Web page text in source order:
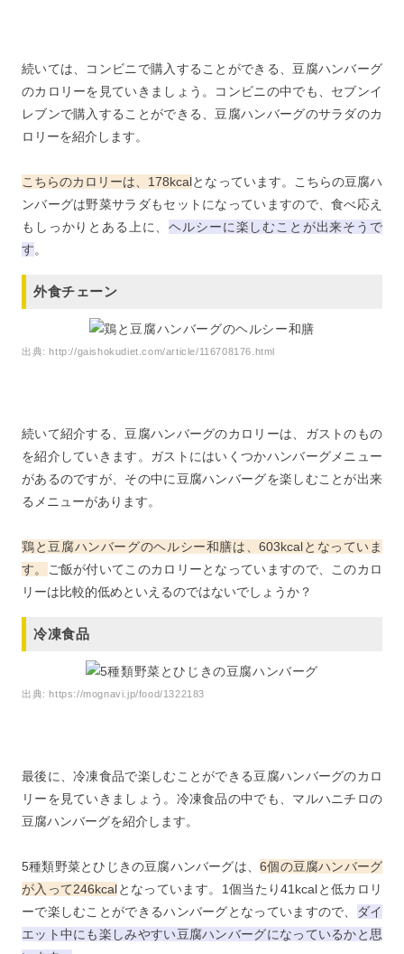
続いては、コンビニで購入することができる、豆腐ハンバーグ
のカロリーを見ていきましょう。コンビニの中でも、セブンイ
レブンで購入することができる、豆腐ハンバーグのサラダのカ
ロリーを紹介します。
こちらのカロリーは、178kcalとなっています。こちらの豆腐ハ
ンバーグは野菜サラダもセットになっていますので、食べ応え
もしっかりとある上に、ヘルシーに楽しむことが出来そうで
す。
外食チェーン
出典:http://gaishokudiet.com/article/116708176.html
続いて紹介する、豆腐ハンバーグのカロリーは、ガストのもの
を紹介していきます。ガストにはいくつかハンバーグメニュー
があるのですが、その中に豆腐ハンバーグを楽しむことが出来
るメニューがあります。
鶏と豆腐ハンバーグのヘルシー和膳は、603kcalとなっていま
す。
ご飯が付いてこのカロリーとなっていますので、このカロ
リーは比較的低めといえるのではないでしょうか？
冷凍食品
出典:https://mognavi.jp/food/1322183
最後に、冷凍食品で楽しむことができる豆腐ハンバーグのカロ
リーを見ていきましょう。冷凍食品の中でも、マルハニチロの
豆腐ハンバーグを紹介します。
5種類野菜とひじきの豆腐ハンバーグは、6個の豆腐ハンバーグ
が入って246kcalとなっています。1個当たり41kcalと低カロリ
ーで楽しむことができるハンバーグとなっていますので、
ダイ
エット中にも楽しみやすい豆腐ハンバーグになっているかと思